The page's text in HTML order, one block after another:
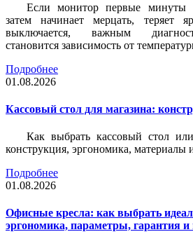
Если монитор первые минуты
затем начинает мерцать, теряет
выключается, важным
становится зависимость от
Подробнее
01.08.2026
Кассовый стол для магазина:
Как выбрать кассовый стол
конструкция, эргономика, материалы
Подробнее
01.08.2026
Офисные кресла: как выбрать
эргономика, параметры, гарантия и